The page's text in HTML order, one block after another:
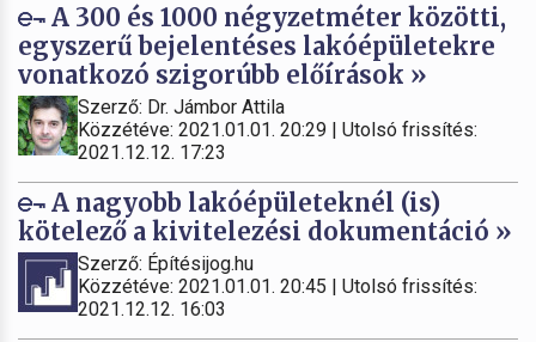
A 300 és 1000 négyzetméter közötti,
egyszerű bejelentéses lakóépületekre
vonatkozó szigorúbb előírások »
Szerző: Dr. Jámbor Attila
Közzétéve: 2021.01.01. 20:29 | Utolsó frissítés:
2021.12.12. 17:23
A nagyobb lakóépületeknél (is)
kötelező a kivitelezési dokumentáció »
Szerző: Építésijog.hu
Közzétéve: 2021.01.01. 20:45 | Utolsó frissítés:
2021.12.12. 16:03